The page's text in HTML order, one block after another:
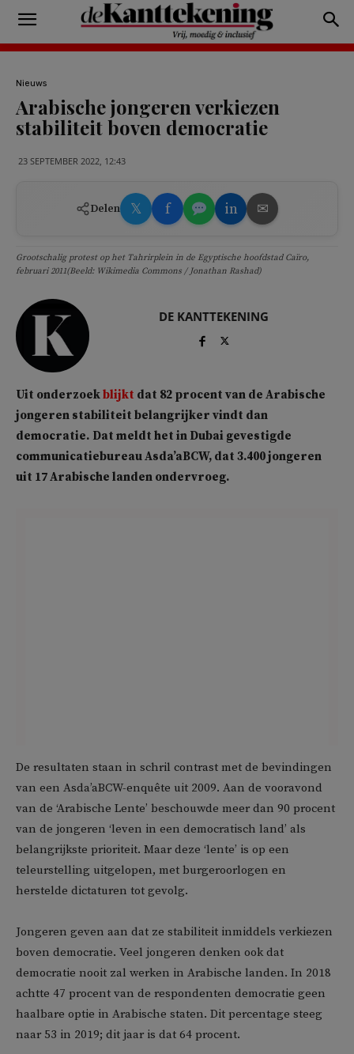
Nieuws
Arabische jongeren verkiezen
stabiliteit boven democratie
23 SEPTEMBER 2022, 12:43
Delen 𝕏 f in ✉
Grootschalig protest op het Tahrirplein in de Egyptische hoofdstad Caïro,
februari 2011(Beeld: Wikimedia Commons / Jonathan Rashad)
DE KANTTEKENING
Uit onderzoekblijkt dat 82 procent van de Arabische
jongeren stabiliteit belangrijker vindt dan
democratie. Dat meldt het in Dubai gevestigde
communicatiebureau Asda’aBCW, dat 3.400 jongeren
uit 17 Arabische landen ondervroeg.
De resultaten staan in schril contrast met de bevindingen
van een Asda’aBCW-enquête uit 2009. Aan de vooravond
van de ‘Arabische Lente’ beschouwde meer dan 90 procent
van de jongeren ‘leven in een democratisch land’ als
belangrijkste prioriteit. Maar deze ‘lente’ is op een
teleurstelling uitgelopen, met burgeroorlogen en
herstelde dictaturen tot gevolg.
Jongeren geven aan dat ze stabiliteit inmiddels verkiezen
boven democratie. Veel jongeren denken ook dat
democratie nooit zal werken in Arabische landen. In 2018
achtte 47 procent van de respondenten democratie geen
haalbare optie in Arabische staten. Dit percentage steeg
naar 53 in 2019; dit jaar is dat 64 procent.